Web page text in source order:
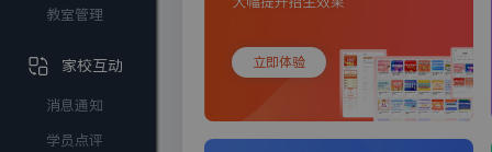
教室管理
家校互动
消息通知
学员点评
立即体验